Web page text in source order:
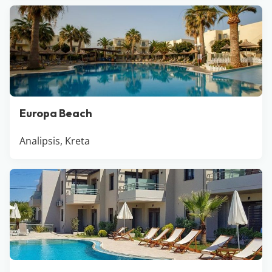
Europa Beach
Analipsis, Kreta